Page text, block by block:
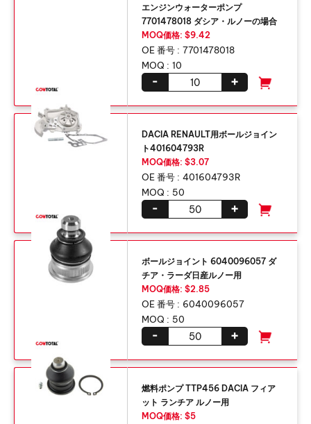
エンジンウォーターポンプ
7701478018 ダシア・ルノーの場合
MOQ価格: $9.42
OE 番号 : 7701478018
MOQ : 10
+
-
DACIA RENAULT用ボールジョイン
ト401604793R
MOQ価格: $3.07
OE 番号 : 401604793R
MOQ : 50
+
-
ボールジョイント 6040096057 ダ
チア・ラーダ日産ルノー用
MOQ価格: $2.85
OE 番号 : 6040096057
MOQ : 50
+
-
燃料ポンプ TTP456 DACIA フィア
ット ランチア ルノー用
MOQ価格: $5